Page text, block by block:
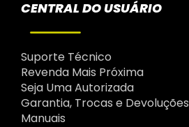
CENTRAL DO USUÁRIO
Suporte Técnico
Revenda Mais Próxima
Seja Uma Autorizada
Garantia, Trocas e Devoluções
Manuais